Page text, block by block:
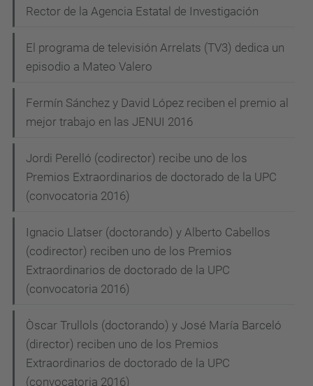
Rector de la Agencia Estatal de Investigación
El programa de televisión Arrelats (TV3) dedica un
episodio a Mateo Valero
Fermín Sánchez y David López reciben el premio al
mejor trabajo en las JENUI 2016
Jordi Perelló (codirector) recibe uno de los
Premios Extraordinarios de doctorado de la UPC
(convocatoria 2016)
Ignacio Llatser (doctorando) y Alberto Cabellos
(codirector) reciben uno de los Premios
Extraordinarios de doctorado de la UPC
(convocatoria 2016)
Òscar Trullols (doctorando) y José María Barceló
(director) reciben uno de los Premios
Extraordinarios de doctorado de la UPC
(convocatoria 2016)